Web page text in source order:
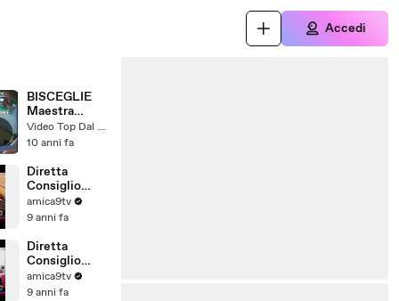
Accedi
BISCEGLIE
Maestra
picchia i
piccoli
Video Top Dal Web
10 anni fa
Diretta
Consiglio
Comunale di
Barletta del
amica9tv
9 anni fa
Diretta
Consiglio
Comunale di
Barletta del
amica9tv
9 anni fa